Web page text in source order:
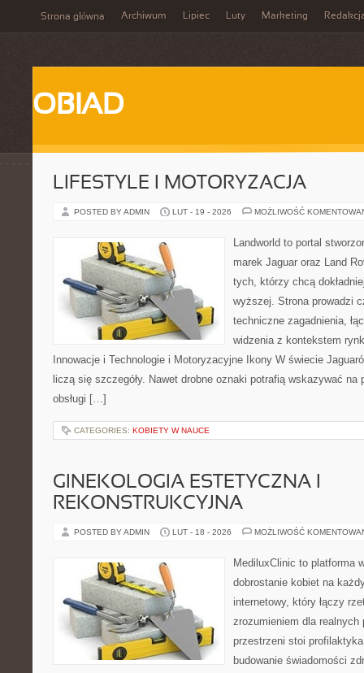
Strona główna Archiwum Lipiec Luty Marketing
OBIAD
LIFESTYLE I MOTORYZACJA
POSTED BY ADMIN LUT - 19 - 2026 MOŻLIWOŚĆ
Landworld to portal
marek Jaguar oraz Land
tych, którzy chcą
wyższej. Strona prowadzi
techniczne zagadnienia,
widzenia z kontekstem
Innowacje i Technologie i Motoryzacyjne Ikony W świecie
liczą się szczegóły. Nawet drobne oznaki potrafią wskazywać na
obsługi […]
CATEGORIES: KOBIETY W NAUCE
GINEKOLOGIA ESTETYCZNA I
REKONSTRUKCYJNA
POSTED BY ADMIN LUT - 18 - 2026 MOŻLIWOŚĆ
MediluxClinic to platforma
dobrostanie kobiet na
internetowy, który łączy
zrozumieniem dla
przestrzeni stoi
budowanie świadomości